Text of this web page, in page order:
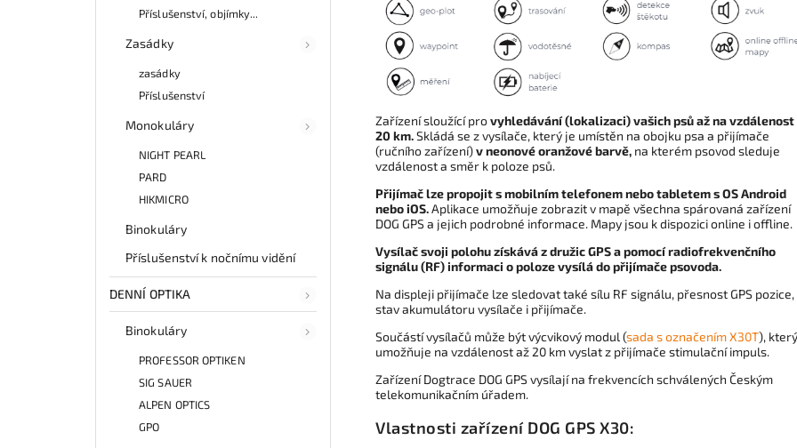
Příslušenství, objímky...
Zasádky
zasádky
Příslušenství
Monokuláry
NIGHT PEARL
PARD
HIKMICRO
Binokuláry
Příslušenství k nočnímu vidění
DENNÍ OPTIKA
Binokuláry
PROFESSOR OPTIKEN
SIG SAUER
ALPEN OPTICS
GPO
Zařízení sloužící provyhledávání (lokalizaci) vašich psů až na vzdálenost
20 km.Skládá se z vysílače, který je umístěn na obojku psa a přijímače
(ručního zařízení)v neonové oranžové barvě, na kterém psovod sleduje
vzdálenost a směr k poloze psů.
Přijímač lze propojit s mobilním telefonem nebo tabletem s OS Android
nebo iOS.Aplikace umožňuje zobrazit v mapě všechna spárovaná zařízení
DOG GPS a jejich podrobné informace. Mapy jsou k dispozici online i offline.
Vysílač svoji polohu získává z družic GPS a pomocí radiofrekvenčního
signálu (RF) informaci o poloze vysílá do přijímače psovoda.
Na displeji přijímače lze sledovat také sílu RF signálu, přesnost GPS pozice,
stav akumulátoru vysílače i přijímače.
Součástí vysílačů může být výcvikový modul (sada s označením X30T), který
umožňuje na vzdálenost až 20 km vyslat z přijímače stimulační impuls.
Zařízení Dogtrace DOG GPS vysílají na frekvencích schválených Českým
telekomunikačním úřadem.
Vlastnosti zařízení DOG GPS X30: